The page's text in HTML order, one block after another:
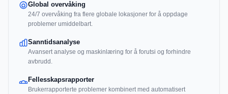
Global overvåking
24/7 overvåking fra flere globale lokasjoner for å oppdage
problemer umiddelbart.
Sanntidsanalyse
Avansert analyse og maskinlæring for å forutsi og forhindre
avbrudd.
Fellesskapsrapporter
Brukerrapporterte problemer kombinert med automatisert